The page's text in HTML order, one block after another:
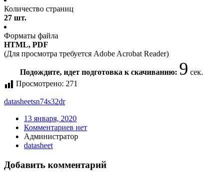
Количество страниц
27 шт.
Форматы файла
HTML, PDF
(Для просмотра требуется Adobe Acrobat Reader)
Подождите, идет подготовка к скачиванию: 9 сек.
Просмотрено: 271
datasheetsn74s32dr
13 января, 2020
Комментариев нет
Администратор
datasheet
Добавить комментарий